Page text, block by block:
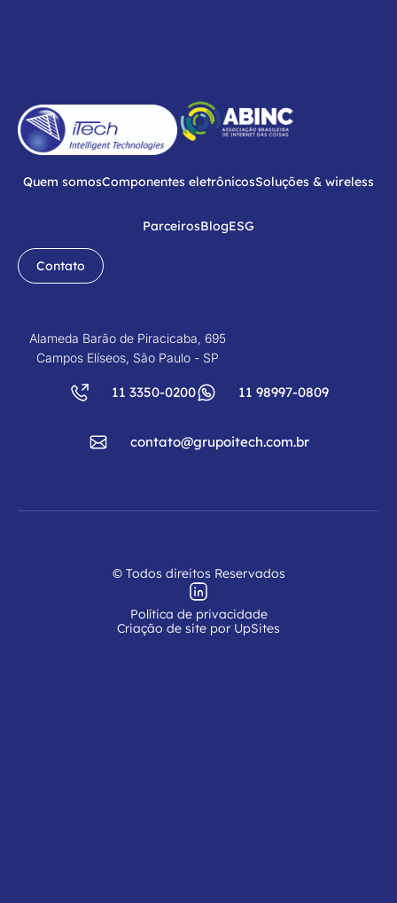
Quem somosComponentes eletrônicosSoluções & wireless
ParceirosBlogESG
Contato
Alameda Barão de Piracicaba, 695
Campos Elíseos, São Paulo - SP
11 3350-0200 11 98997-0809
contato@grupoitech.com.br
© Todos direitos Reservados
Política de privacidade
Criação de site por UpSites